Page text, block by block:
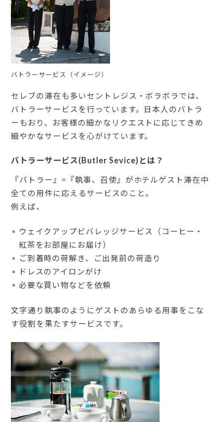
バトラーサービス（イメージ）
セレブの滞在も多いセントレジス・ボラボラでは、
バトラーサービスを行っています。日本人のバトラ
ーもおり、お客様の細かなリクエストに応じてきめ
細やかなサービスを心がけています。
バトラーサービス(Butler Sevice)とは？
『バトラー』=『執事、召使』がホテルゲスト滞在中
全ての用件に応えるサービスのこと。
例えば、
ウェイクアップビバレッジサービス（コーヒー・
紅茶をお部屋にお届け）
ご到着時の荷解き、ご出発前の荷造り
ドレスのアイロンがけ
必要な買い物などを依頼
文字通り執事のようにゲストのあらゆる用事をこな
す役割を果たすサービスです。